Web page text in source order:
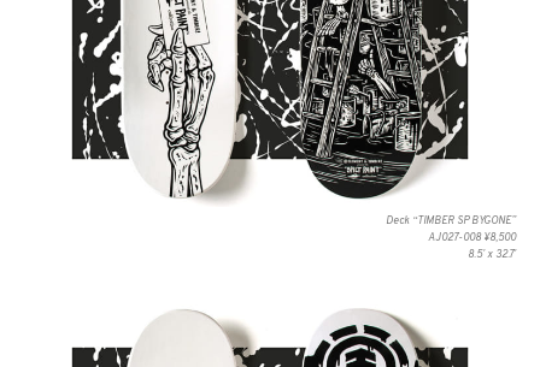
Deck “TIMBER SP BYGONE”
AJ027-008 ¥8,500
8.5ʼ x 32.7ʼ